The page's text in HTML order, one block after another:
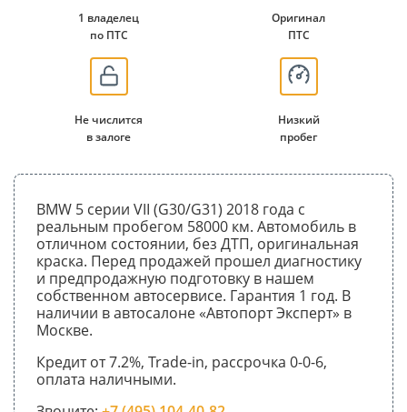
1 владелец
по ПТС
Оригинал
ПТС
Не числится
в залоге
Низкий
пробег
BMW 5 серии VII (G30/G31) 2018 года с
реальным пробегом 58000 км. Автомобиль в
отличном состоянии, без ДТП, оригинальная
краска. Перед продажей прошел диагностику
и предпродажную подготовку в нашем
собственном автосервисе. Гарантия 1 год. В
наличии в автосалоне «Автопорт Эксперт» в
Москве.
Кредит от 7.2%, Trade-in, рассрочка 0-0-6,
оплата наличными.